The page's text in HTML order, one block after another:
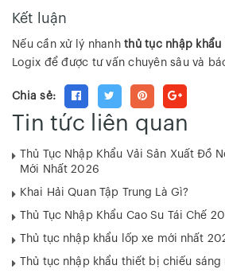
Kết luận
Nếu cần xử lý nhanh thủ tục nhập khẩu
Logix để được tư vấn chuyên sâu và
Chia sẻ:
Tin tức liên quan
Thủ Tục Nhập Khẩu Vải Sản Xuất Đồ
Mới Nhất 2026
Khai Hải Quan Tập Trung Là Gì?
Thủ Tục Nhập Khẩu Cao Su Tái Chế
Thủ tục nhập khẩu lốp xe mới nhất
Thủ tục nhập khẩu thiết bị chiếu